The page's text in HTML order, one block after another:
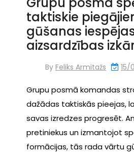
taktiskie
gūšanas
aizsardzības
By Feliks Armitažs 15/
Grupu posmā komandas
dažādas taktiskās pieejas,
savas izredzes progresēt.
pretiniekus un izmantojot
formācijas, tās rada vārtu